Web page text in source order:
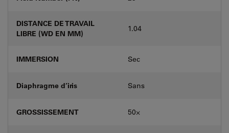
DISTANCE DE TRAVAIL
LIBRE (WD EN MM)
1.04
IMMERSION Sec
Diaphragme d’iris Sans
GROSSISSEMENT 50⨉